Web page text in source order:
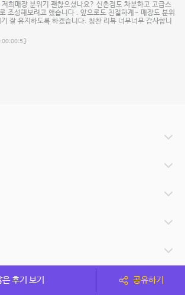
희매장 분위기 괜찮으셨나요? 신촌점도 차분하고 고급스
조성해보려고 했습니다 . 앞으로도 친절하게~ 매장도 분위
잘 유지하도록 하겠습니다. 칭찬 리뷰 너무너무 감사합니
은 후기 보기 공유하기